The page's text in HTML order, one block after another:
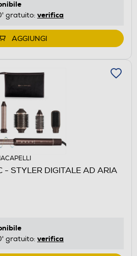
gratuito: verifica
AGGIUNGI
- STYLER DIGITALE AD ARIA
gratuito: verifica